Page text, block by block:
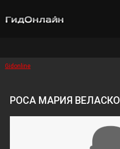
Gidonline
РОСА МАРИЯ ВЕЛАСКО